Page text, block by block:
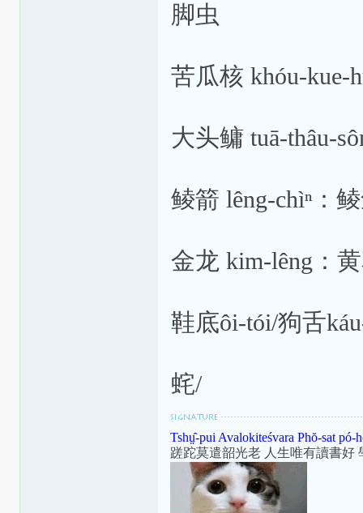
脚虫
苦瓜核 khóu-
大头鳙 tuā-thâu-
鲮箭 lêng-chìⁿ：
金龙 kim-lêng：
鞋底ôi-tói/狗舌
䖳/
Tshṳ̂-pui Avalokiteśvara Phŏ-sat pó-
蹉跎莫遣韶光老 人生唯有讀書好